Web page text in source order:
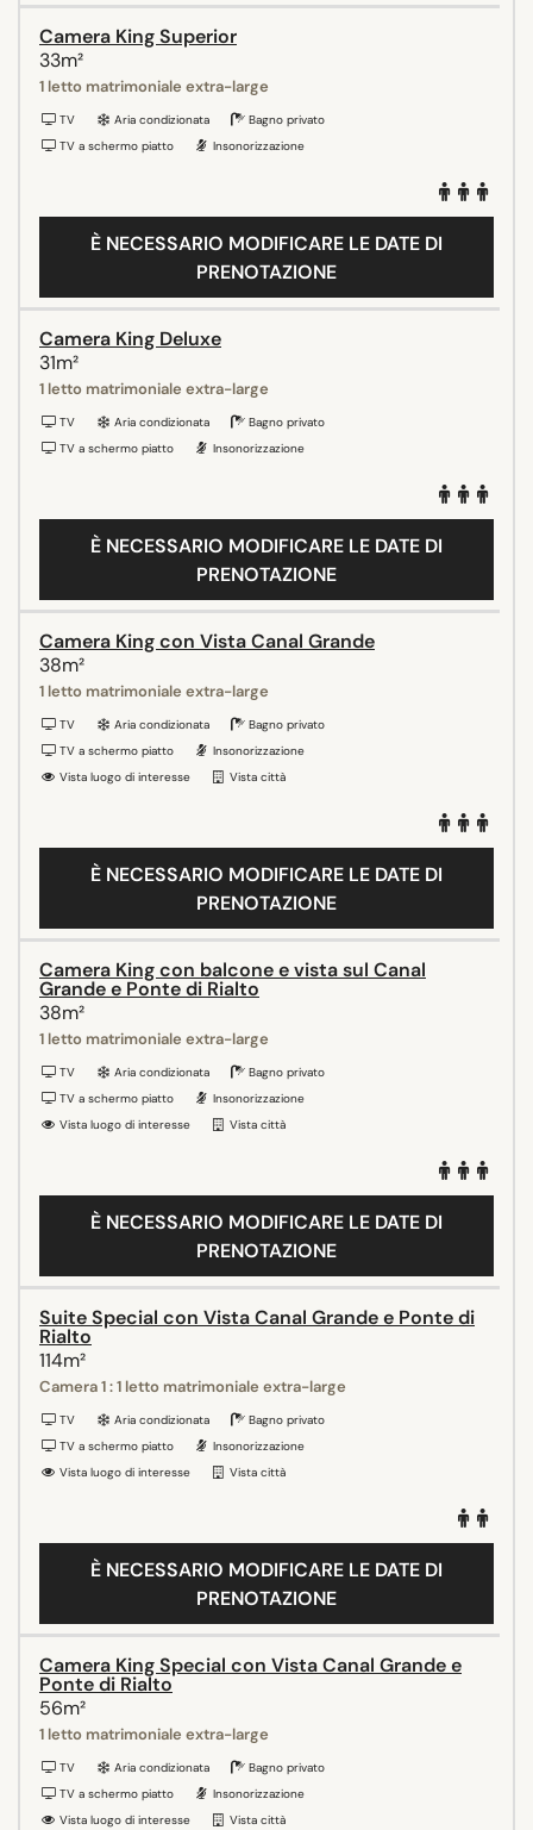
Camera King Superior
33m²
1 letto matrimoniale extra-large
TV Aria condizionata
Bagno privato
TV a schermo piatto
Insonorizzazione
È NECESSARIO MODIFICARE LE DATE DI
PRENOTAZIONE
Camera King Deluxe
31m²
1 letto matrimoniale extra-large
TV Aria condizionata
Bagno privato
TV a schermo piatto
Insonorizzazione
È NECESSARIO MODIFICARE LE DATE DI
PRENOTAZIONE
Camera King con Vista Canal Grande
38m²
1 letto matrimoniale extra-large
TV Aria condizionata
Bagno privato
TV a schermo piatto
Insonorizzazione
Vista luogo di interesse
Vista città
È NECESSARIO MODIFICARE LE DATE DI
PRENOTAZIONE
Camera King con balcone e vista sul Canal
Grande e Ponte di Rialto
38m²
1 letto matrimoniale extra-large
TV Aria condizionata
Bagno privato
TV a schermo piatto
Insonorizzazione
Vista luogo di interesse
Vista città
È NECESSARIO MODIFICARE LE DATE DI
PRENOTAZIONE
Suite Special con Vista Canal Grande e Ponte di
Rialto
114m²
Camera 1 : 1 letto matrimoniale extra-large
TV Aria condizionata
Bagno privato
TV a schermo piatto
Insonorizzazione
Vista luogo di interesse
Vista città
È NECESSARIO MODIFICARE LE DATE DI
PRENOTAZIONE
Camera King Special con Vista Canal Grande e
Ponte di Rialto
56m²
1 letto matrimoniale extra-large
TV Aria condizionata
Bagno privato
TV a schermo piatto
Insonorizzazione
Vista luogo di interesse
Vista città